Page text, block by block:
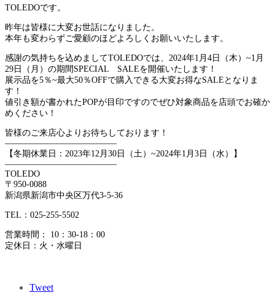
TOLEDOです。
昨年は皆様に大変お世話になりました。
本年も変わらずご愛顧のほどよろしくお願いいたします。
感謝の気持ちを込めましてTOLEDOでは、2024年1月4日（木）~1月
29日（月）の期間SPECIAL SALEを開催いたします！
展示品を5％~最大50％OFFで購入できる大変お得なSALEとなりま
す！
値引き額が書かれたPOPが目印ですのでぜひ対象商品を店頭でお確か
めください！
皆様のご来店心よりお待ちしております！
—————————————
【冬期休業日：2023年12月30日（土）~2024年1月3日（水）】
—————————————
TOLEDO
〒950-0088
新潟県新潟市中央区万代3-5-36
TEL：025-255-5502
営業時間： 10：30-18：00
定休日：火・水曜日
Tweet